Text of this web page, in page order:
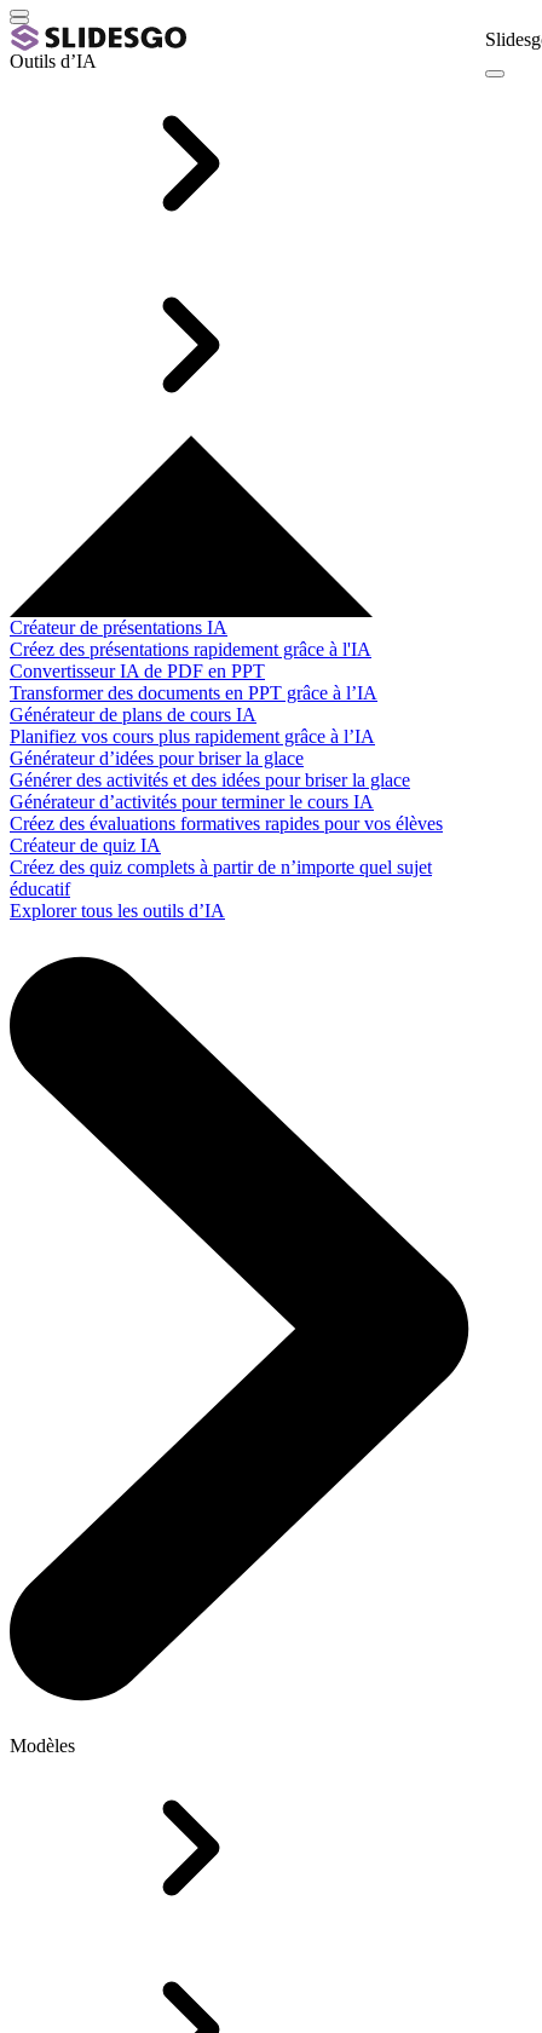
Outils d’IA
Créateur de présentations IA
Créez des présentations rapidement grâce à l'IA
Convertisseur IA de PDF en PPT
Transformer des documents en PPT grâce à l’IA
Générateur de plans de cours IA
Planifiez vos cours plus rapidement grâce à l’IA
Générateur d’idées pour briser la glace
Générer des activités et des idées pour briser la glace
Générateur d’activités pour terminer le cours IA
Créez des évaluations formatives rapides pour vos élèves
Créateur de quiz IA
Créez des quiz complets à partir de n’importe quel sujet
éducatif
Explorer tous les outils d’IA
Modèles